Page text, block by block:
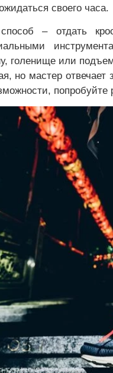
своего часа.
– отдать
голенище или
но мастер
попробуйте